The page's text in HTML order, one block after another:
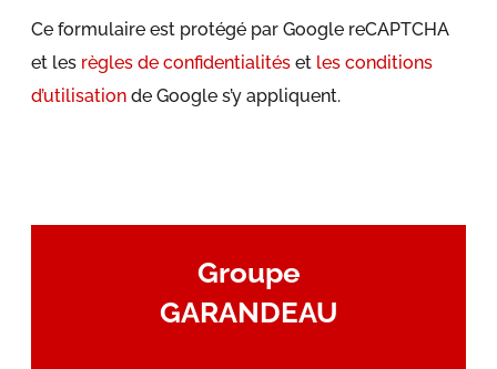
Ce formulaire est protégé par Google reCAPTCHA
et les règles de confidentialités et les conditions
d’utilisation de Google s’y appliquent.
Groupe
GARANDEAU